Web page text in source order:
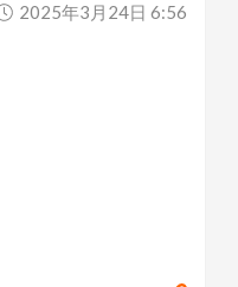
2025年3月24日 6:56